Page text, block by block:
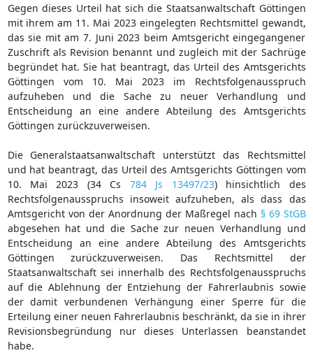
Gegen dieses Urteil hat sich die Staatsanwaltschaft Göttingen
mit ihrem am 11. Mai 2023 eingelegten Rechtsmittel gewandt,
das sie mit am 7. Juni 2023 beim Amtsgericht eingegangener
Zuschrift als Revision benannt und zugleich mit der Sachrüge
begründet hat. Sie hat beantragt, das Urteil des Amtsgerichts
Göttingen vom 10. Mai 2023 im Rechtsfolgenausspruch
aufzuheben und die Sache zu neuer Verhandlung und
Entscheidung an eine andere Abteilung des Amtsgerichts
Göttingen zurückzuverweisen.
Die Generalstaatsanwaltschaft unterstützt das Rechtsmittel
und hat beantragt, das Urteil des Amtsgerichts Göttingen vom
10. Mai 2023 (34 Cs 784 Js 13497/23) hinsichtlich des
Rechtsfolgenausspruchs insoweit aufzuheben, als dass das
Amtsgericht von der Anordnung der Maßregel nach § 69 StGB
abgesehen hat und die Sache zur neuen Verhandlung und
Entscheidung an eine andere Abteilung des Amtsgerichts
Göttingen zurückzuverweisen. Das Rechtsmittel der
Staatsanwaltschaft sei innerhalb des Rechtsfolgenausspruchs
auf die Ablehnung der Entziehung der Fahrerlaubnis sowie
der damit verbundenen Verhängung einer Sperre für die
Erteilung einer neuen Fahrerlaubnis beschränkt, da sie in ihrer
Revisionsbegründung nur dieses Unterlassen beanstandet
habe.